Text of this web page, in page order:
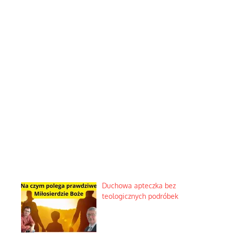
Duchowa apteczka bez
teologicznych podróbek